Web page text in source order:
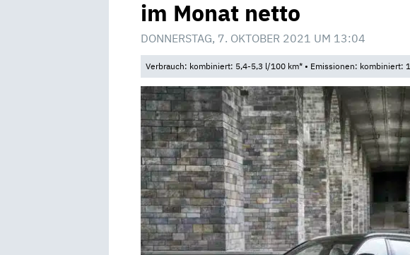
im Monat netto
DONNERSTAG, 7. OKTOBER 2021 UM 13:04
Verbrauch: kombiniert: 5,4-5,3 l/100 km* • Emissionen: kombiniert: